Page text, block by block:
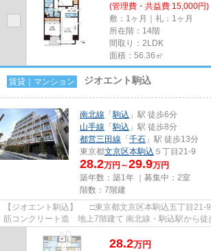
(管理費・共益費 15,000円)
敷：1ヶ月｜礼：1ヶ月
所在階：14階
間取り：2LDK
面積：56.36㎡
賃貸｜マンション ジオエント駒込
南北線 「駒込 」駅 徒歩6分
山手線 「駒込 」駅 徒歩8分
都営三田線 「 千石 」駅 徒歩13分
東京都文京区本駒込 ５丁目21-9
28.2万円～29.9万円
築年数：築1年 ｜募集中： 2室
階数：7階建
【ジオエント駒込】 □東京都文京区本駒込五丁目21-9 □2025年8月築 □鉄
筋コンクリート造 地上7階建て 南北線・駒込駅から徒歩６分、JR山手線・駒込
駅から徒歩８分の立地に建...
28.2万円